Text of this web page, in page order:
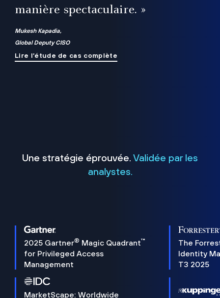
manière spectaculaire. »
Mukesh Kapadia,
Global Deputy CISO
Lire l’étude de cas complète
Une stratégie éprouvée. Validée par les
analystes.
2025 Gartner® Magic Quadrant™
for Privileged Access
Management
The
Identity
T3 2025
MarketScape: Worldwide